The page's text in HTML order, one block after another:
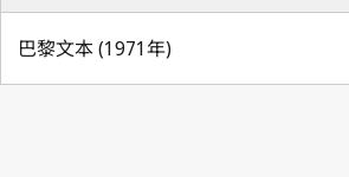
巴黎文本 (1971年)